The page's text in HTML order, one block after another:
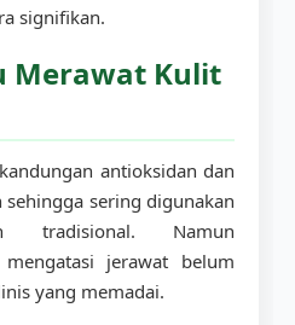
signifikan.
Merawat Kulit
antioksidan dan
sering digunakan
tradisional. Namun
jerawat belum
yang memadai.